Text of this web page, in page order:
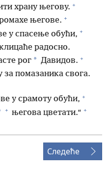
храну његову. +
његове. +
у спасење обући, +
радосно.
рог * Давидов. +
помазаника свога.
у срамоту обући, +
+ његова цветати.“ +
Следеће